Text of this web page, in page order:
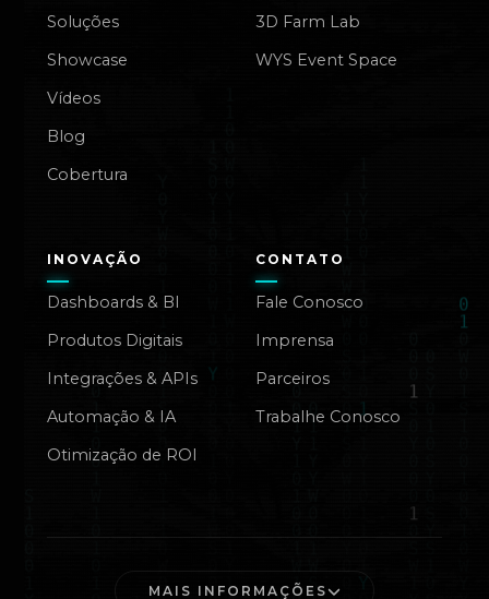
Soluções
Showcase
Vídeos
Blog
Cobertura
3D Farm Lab
WYS Event Space
INOVAÇÃO
Dashboards & BI
Produtos Digitais
Integrações & APIs
Automação & IA
Otimização de ROI
CONTATO
Fale Conosco
Imprensa
Parceiros
Trabalhe Conosco
MAIS INFORMAÇÕES